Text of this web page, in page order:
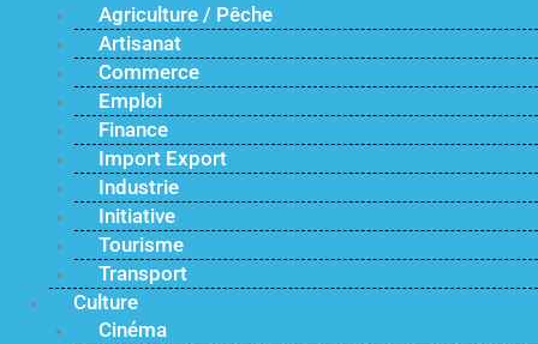
Agriculture / Pêche
Artisanat
Commerce
Emploi
Finance
Import Export
Industrie
Initiative
Tourisme
Transport
Culture
Cinéma